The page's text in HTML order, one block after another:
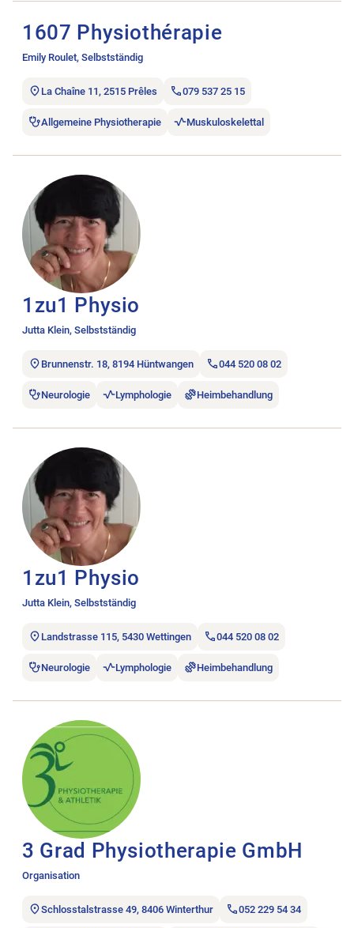
1607 Physiothérapie
Emily Roulet, Selbstständig
La Chaîne 11, 2515 Prêles 079 537 25 15
Allgemeine Physiotherapie Muskuloskelettal
1zu1 Physio
Jutta Klein, Selbstständig
Brunnenstr. 18, 8194 Hüntwangen 044 520 08 02
Neurologie Lymphologie Heimbehandlung
1zu1 Physio
Jutta Klein, Selbstständig
Landstrasse 115, 5430 Wettingen 044 520 08 02
Neurologie Lymphologie Heimbehandlung
3 Grad Physiotherapie GmbH
Organisation
Schlosstalstrasse 49, 8406 Winterthur 052 229 54 34